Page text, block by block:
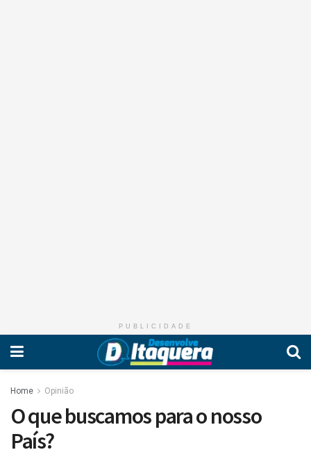
PUBLICIDADE
Home Opinião
O que buscamos para o nosso
País?